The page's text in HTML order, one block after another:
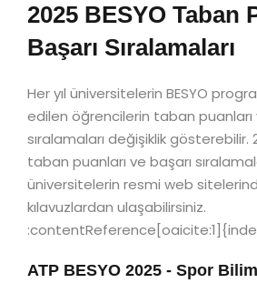
2025 BESYO Taban
Başarı Sıralamaları
Her yıl üniversitelerin BESYO
edilen öğrencilerin taban puanları
sıralamaları değişiklik gösterebilir.
taban puanları ve başarı
üniversitelerin resmi web
kılavuzlardan ulaşabilirsiniz.
ATP BESYO 2025 - Spor